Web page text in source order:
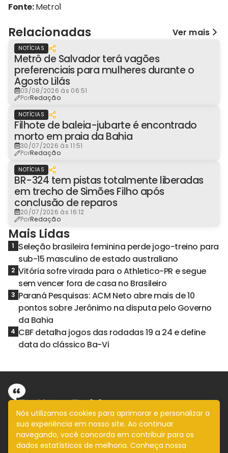
Fonte:Metro1
Relacionadas Ver mais
NOTÍCIAS
Metrô de Salvador terá vagões
preferenciais para mulheres durante o
Agosto Lilás
03/08/2026 às 06:51
PorRedação
NOTÍCIAS
Filhote de baleia-jubarte é encontrado
morto em praia da Bahia
30/07/2026 às 11:51
PorRedação
NOTÍCIAS
BR-324 tem pistas totalmente liberadas
em trecho de Simões Filho após
conclusão de reparos
20/07/2026 às 16:12
PorRedação
Mais Lidas
1 Seleção brasileira feminina perde jogo-treino para
sub-15 masculino de estado australiano
2 Vitória sofre virada para o Athletico-PR e segue
sem vencer fora de casa no Brasileiro
3 Paraná Pesquisas: ACM Neto abre mais de 10
pontos sobre Jerônimo na disputa pelo Governo
da Bahia
4 CBF detalha jogos das rodadas 19 a 24 e define
data do clássico Ba-Vi
Informação com imparcialidade
SIGA
Nós utilizamos cookies para aprimorar e personalizar a
sua experiência em nosso site. Ao continuar
navegando, você concorda em contribuir para os
dados estatísticos de melhoria. Conheça nossa